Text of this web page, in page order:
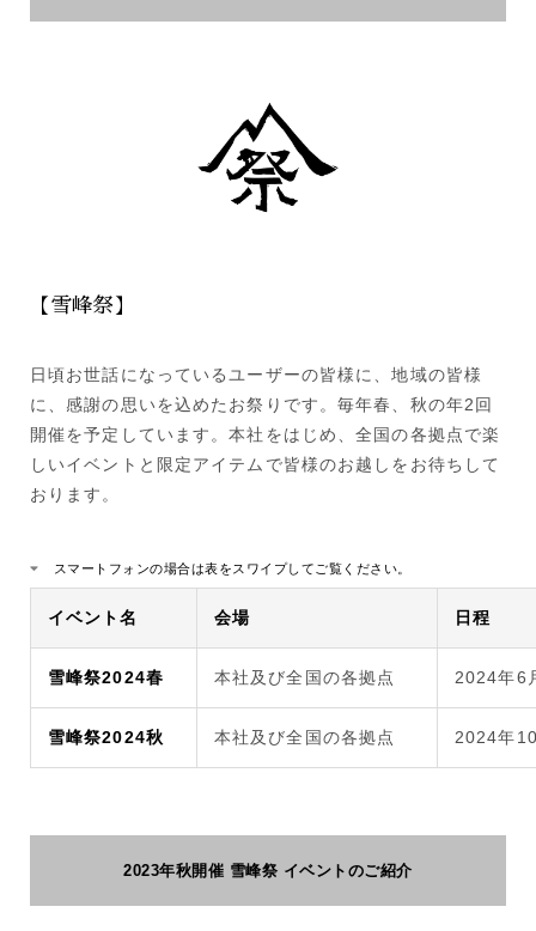
【雪峰祭】
日頃お世話になっているユーザーの皆様に、地域の皆様
に、感謝の思いを込めたお祭りです。毎年春、秋の年2回
開催を予定しています。本社をはじめ、全国の各拠点で楽
しいイベントと限定アイテムで皆様のお越しをお待ちして
おります。
スマートフォンの場合は表をスワイプしてご覧ください。
イベント名 会場 日程
雪峰祭2024春 本社及び全国の各拠点 2024年6
雪峰祭2024秋 本社及び全国の各拠点 2024年
2023年秋開催 雪峰祭 イベントのご紹介